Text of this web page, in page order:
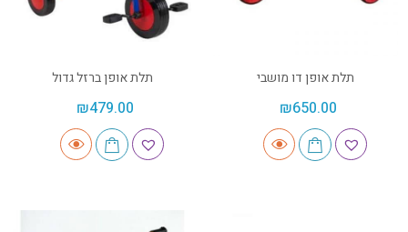
תלת אופן דו מושבי
₪650.00
תלת אופן ברזל גדול
₪479.00